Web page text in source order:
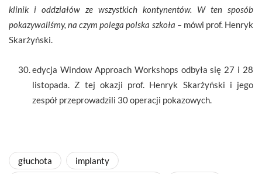
klinik i oddziałów ze wszystkich kontynentów. W ten sposób
pokazywaliśmy, na czym polega polska szkoła – mówi prof. Henryk
Skarżyński.
edycja Window Approach Workshops odbyła się 27 i 28
listopada. Z tej okazji prof. Henryk Skarżyński i jego
zespół przeprowadzili 30 operacji pokazowych.
głuchota
implanty